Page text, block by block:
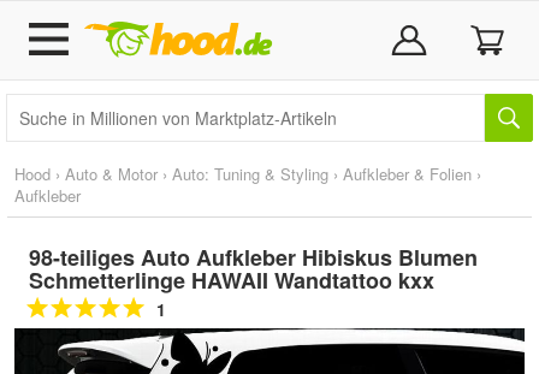
Hood › Auto & Motor › Auto: Tuning & Styling › Aufkleber & Folien ›
Aufkleber
98-teiliges Auto Aufkleber Hibiskus Blumen
Schmetterlinge HAWAII Wandtattoo kxx
1